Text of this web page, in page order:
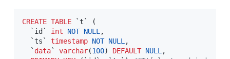
CREATE TABLE `t `
(
` id ` int NOT NULL ,
`ts ` timestamp NOT NULL ,
` data` varchar(100) DEFAULT NULL ,